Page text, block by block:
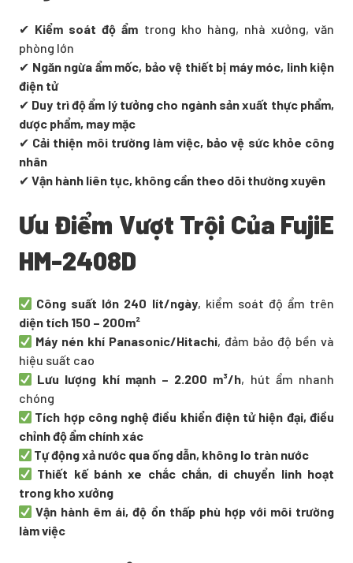
✔ Kiểm soát độ ẩm trong kho hàng, nhà xưởng, văn
phòng lớn
✔ Ngăn ngừa ẩm mốc, bảo vệ thiết bị máy móc, linh kiện
điện tử
✔ Duy trì độ ẩm lý tưởng cho ngành sản xuất thực phẩm,
dược phẩm, may mặc
✔ Cải thiện môi trường làm việc, bảo vệ sức khỏe công
nhân
✔ Vận hành liên tục, không cần theo dõi thường xuyên
Ưu Điểm Vượt Trội Của FujiE
HM-2408D
Công suất lớn 240 lít/ngày, kiểm soát độ ẩm trên
diện tích 150 – 200m²
Máy nén khí Panasonic/Hitachi, đảm bảo độ bền và
hiệu suất cao
Lưu lượng khí mạnh – 2.200 m³/h, hút ẩm nhanh
chóng
Tích hợp công nghệ điều khiển điện tử hiện đại, điều
chỉnh độ ẩm chính xác
Tự động xả nước qua ống dẫn, không lo tràn nước
Thiết kế bánh xe chắc chắn, di chuyển linh hoạt
trong kho xưởng
Vận hành êm ái, độ ồn thấp phù hợp với môi trường
làm việc